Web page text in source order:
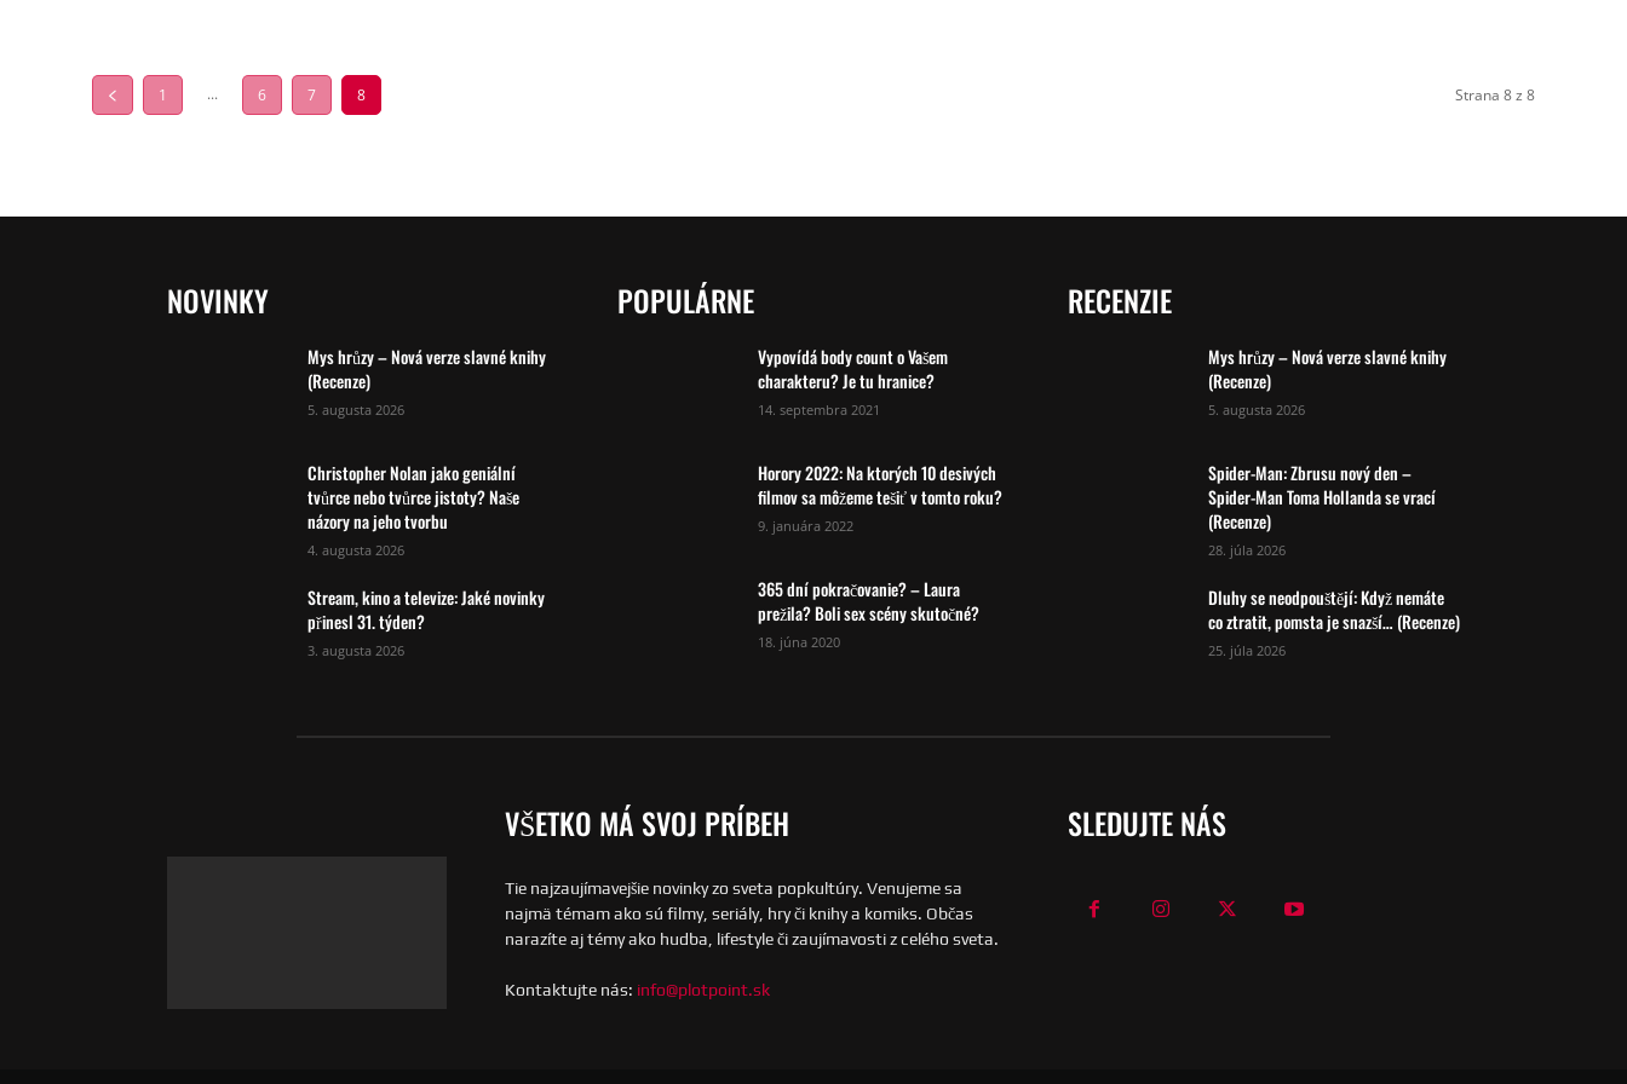
1 ... 6 7 8 Strana 8 z 8
NOVINKY
Mys hrůzy – Nová verze slavné knihy
(Recenze)
5. augusta 2026
Christopher Nolan jako geniální
tvůrce nebo tvůrce jistoty? Naše
názory na jeho tvorbu
4. augusta 2026
Stream, kino a televize: Jaké novinky
přinesl 31. týden?
3. augusta 2026
POPULÁRNE
Vypovídá body count o Vašem
charakteru? Je tu hranice?
14. septembra 2021
Horory 2022: Na ktorých 10 desivých
filmov sa môžeme tešiť v tomto roku?
9. januára 2022
365 dní pokračovanie? – Laura
prežila? Boli sex scény skutočné?
18. júna 2020
RECENZIE
Mys hrůzy – Nová verze slavné knihy
(Recenze)
5. augusta 2026
Spider-Man: Zbrusu nový den –
Spider-Man Toma Hollanda se vrací
(Recenze)
28. júla 2026
Dluhy se neodpouštějí: Když nemáte
co ztratit, pomsta je snazší… (Recenze)
25. júla 2026
VŠETKO MÁ SVOJ PRÍBEH
Tie najzaujímavejšie novinky zo sveta popkultúry. Venujeme sa
najmä témam ako sú filmy, seriály, hry či knihy a komiks. Občas
narazíte aj témy ako hudba, lifestyle či zaujímavosti z celého sveta.
Kontaktujte nás: info@plotpoint.sk
SLEDUJTE NÁS